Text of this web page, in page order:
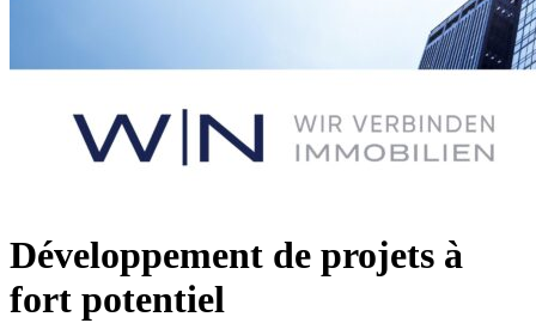
Développement de projets à
fort potentiel